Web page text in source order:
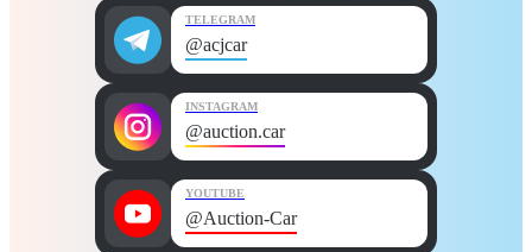
TELEGRAM
@acjcar
INSTAGRAM
@auction.car
YOUTUBE
@Auction-Car